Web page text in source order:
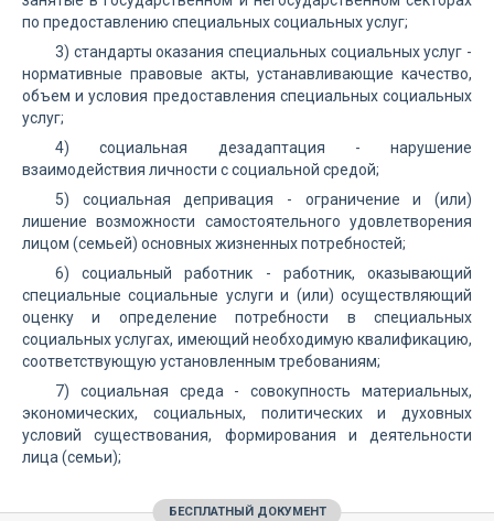
по предоставлению специальных социальных услуг;
3) стандарты оказания специальных социальных услуг -
нормативные правовые акты, устанавливающие качество,
объем и условия предоставления специальных социальных
услуг;
4) социальная дезадаптация - нарушение
взаимодействия личности с социальной средой;
5) социальная депривация - ограничение и (или)
лишение возможности самостоятельного удовлетворения
лицом (семьей) основных жизненных потребностей;
6) социальный работник - работник, оказывающий
специальные социальные услуги и (или) осуществляющий
оценку и определение потребности в специальных
социальных услугах, имеющий необходимую квалификацию,
соответствующую установленным требованиям;
7) социальная среда - совокупность материальных,
экономических, социальных, политических и духовных
условий существования, формирования и деятельности
лица (семьи);
БЕСПЛАТНЫЙ ДОКУМЕНТ